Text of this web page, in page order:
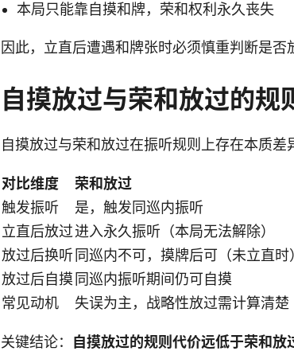
本局只能靠自摸和牌，荣和权利永久丧失
因此，立直后遭遇和牌张时必须慎重判断是
自摸放过与荣和放过的规
自摸放过与荣和放过在振听规则上存在本质差
对比维度 荣和放过
触发振听
是，触发同巡内振听
立直后放过进入永久振听（本局无法解除）
放过后换听 同巡内不可，摸牌后可（未立直时
放过后自摸 同巡内振听期间仍可自摸
常见动机
失误为主，战略性放过需计算清楚
关键结论： 自摸放过的规则代价远低于荣和放